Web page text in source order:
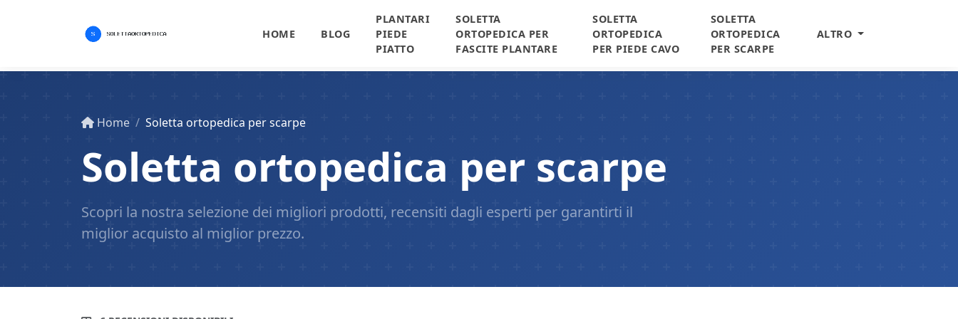
HOME BLOG
PLANTARI
PIEDE
PIATTO
SOLETTA
ORTOPEDICA PER
FASCITE PLANTARE
SOLETTA
ORTOPEDICA
PER PIEDE CAVO
SOLETTA
ORTOPEDICA
PER SCARPE
ALTRO
Home Soletta ortopedica per scarpe
Soletta ortopedica per scarpe
Scopri la nostra selezione dei migliori prodotti, recensiti dagli esperti per garantirti il
miglior acquisto al miglior prezzo.